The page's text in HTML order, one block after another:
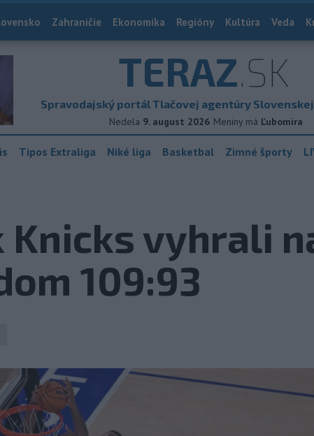
Zahraničie Ekonomika Regióny Kultúra Veda
TERAZ.SK
Spravodajský portál Tlačovej agentúry
Nedela 9. august 2026 Meniny má Ľubomíra
Tipos Extraliga Niké liga Basketbal Zimné športy
Knicks vyhrali
109:93